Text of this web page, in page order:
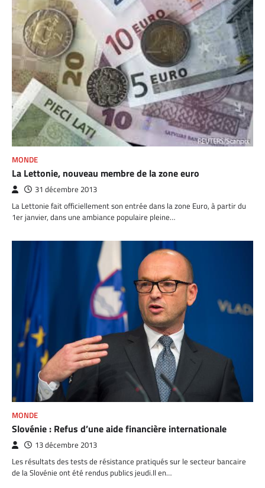
MONDE
La Lettonie, nouveau membre de la zone euro
31 décembre 2013
La Lettonie fait officiellement son entrée dans la zone Euro, à partir du
1er janvier, dans une ambiance populaire pleine…
MONDE
Slovénie : Refus d’une aide financière internationale
13 décembre 2013
Les résultats des tests de résistance pratiqués sur le secteur bancaire
de la Slovénie ont été rendus publics jeudi.Il en…